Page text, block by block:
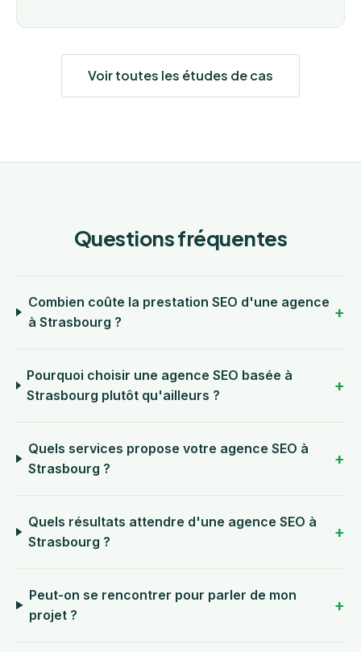
Voir toutes les études de cas
Questions fréquentes
Combien coûte la prestation SEO d'une agence
à Strasbourg ?
Pourquoi choisir une agence SEO basée à
Strasbourg plutôt qu'ailleurs ?
Quels services propose votre agence SEO à
Strasbourg ?
Quels résultats attendre d'une agence SEO à
Strasbourg ?
Peut-on se rencontrer pour parler de mon
projet ?